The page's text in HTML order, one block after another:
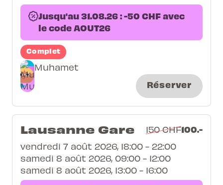
Jusqu'au 31.08.26 : -50 CHF avec
le code AOUT26
Complet
Muhamet
Réserver
Lausanne Gare 150 CHF100.-
vendredi 7 août 2026, 18:00 - 22:00
samedi 8 août 2026, 09:00 - 12:00
samedi 8 août 2026, 13:00 - 16:00